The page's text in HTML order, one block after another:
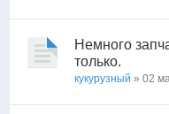
Немного
только.
кукурузный » 02